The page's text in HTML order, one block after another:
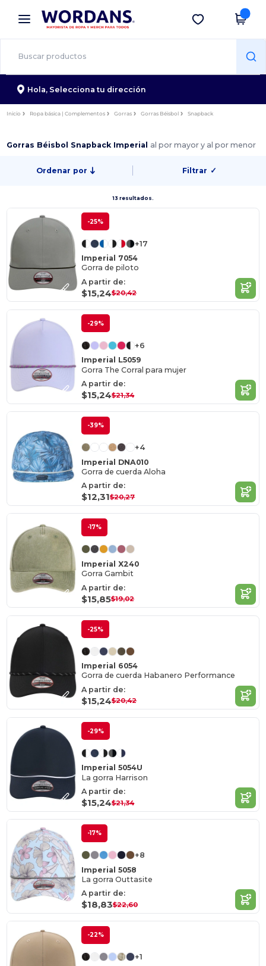
× App de Wordans
¡Mejores precios en app!
Descargar app
Hola, Selecciona tu dirección
Inicio Ropa básica | Complementos Gorras Gorras Béisbol Snapback
Gorras Béisbol Snapback Imperial al por mayor y al por menor
Ordenar por Filtrar ✓
13 resultados.
-25%
+17
Imperial 7054
Gorra de piloto
A partir de:
$15,24$20,42
-29%
+6
Imperial L5059
Gorra The Corral para mujer
A partir de:
$15,24$21,34
-39%
+4
Imperial DNA010
Gorra de cuerda Aloha
A partir de:
$12,31$20,27
-17%
Imperial X240
Gorra Gambit
A partir de:
$15,85$19,02
-25%
Imperial 6054
Gorra de cuerda Habanero Performance
A partir de:
$15,24$20,42
-29%
Imperial 5054U
La gorra Harrison
A partir de:
$15,24$21,34
-17%
+8
Imperial 5058
La gorra Outtasite
A partir de:
$18,83$22,60
-22%
+1